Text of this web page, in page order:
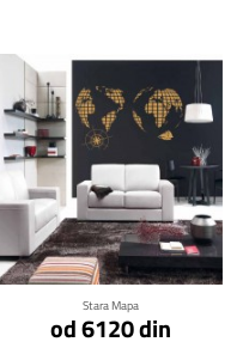
Stara Mapa
od 6120 din
Klikni za detalje